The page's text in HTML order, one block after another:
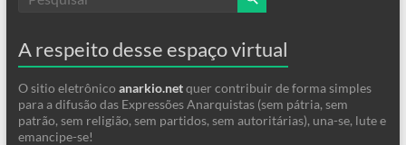
A respeito desse espaço virtual
O sitio eletrônico anarkio.netquer contribuir de forma simples
para a difusão das Expressões Anarquistas (sem pátria, sem
patrão, sem religião, sem partidos, sem autoritárias), una-se, lute e
emancipe-se!